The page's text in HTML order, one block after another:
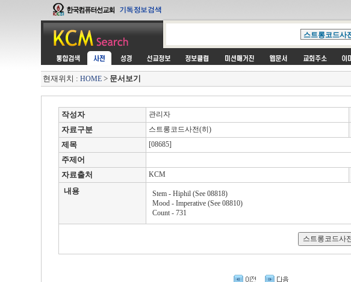
현재위치 : HOME> 문서보기
작성자 관리자
자료구분
스트롱코드사전(히)
제목 [08685]
주제어
자료출처
KCM
내용
Stem - Hiphil (See 08818)
Mood - Imperative (See 08810)
Count - 731